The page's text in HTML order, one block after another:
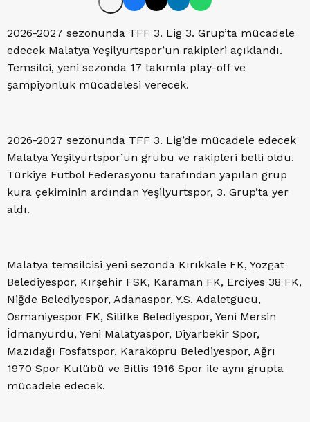
2026-2027 sezonunda TFF 3. Lig 3. Grup’ta mücadele
edecek Malatya Yeşilyurtspor’un rakipleri açıklandı.
Temsilci, yeni sezonda 17 takımla play-off ve
şampiyonluk mücadelesi verecek.
2026-2027 sezonunda TFF 3. Lig’de mücadele edecek
Malatya Yeşilyurtspor’un grubu ve rakipleri belli oldu.
Türkiye Futbol Federasyonu tarafından yapılan grup
kura çekiminin ardından Yeşilyurtspor, 3. Grup’ta yer
aldı.
Malatya temsilcisi yeni sezonda Kırıkkale FK, Yozgat
Belediyespor, Kırşehir FSK, Karaman FK, Erciyes 38 FK,
Niğde Belediyespor, Adanaspor, Y.S. Adaletgücü,
Osmaniyespor FK, Silifke Belediyespor, Yeni Mersin
İdmanyurdu, Yeni Malatyaspor, Diyarbekir Spor,
Mazıdağı Fosfatspor, Karaköprü Belediyespor, Ağrı
1970 Spor Kulübü ve Bitlis 1916 Spor ile aynı grupta
mücadele edecek.